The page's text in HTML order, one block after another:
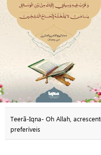
Teerã-Iqna- Oh Allah,
preferíveis